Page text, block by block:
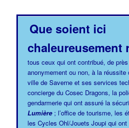
Que soient ici
chaleureusement
tous ceux qui ont contribué, de
anonymement ou non, à la
ville de Saverne et ses services
concierge du Cosec Dragons, la
gendarmerie qui ont assuré la
Lumière ; l’office de tourisme, les
les Cycles Ohl/Jouets Joupi qui